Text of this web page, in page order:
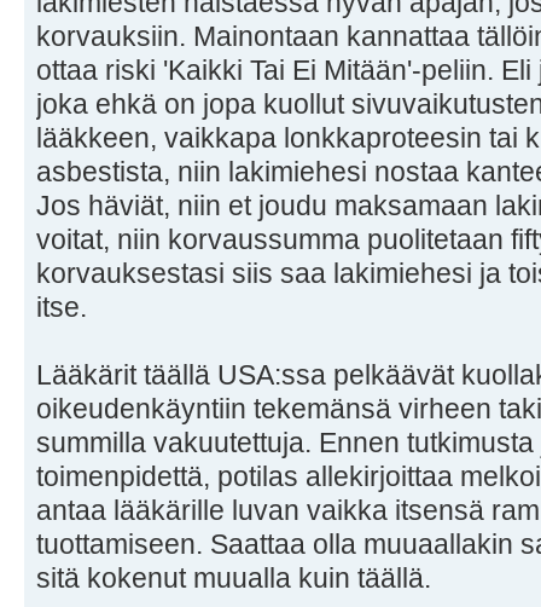
korvauksiin. Mainontaan kannattaa
ottaa riski 'Kaikki Tai Ei Mitään'-peliin.
joka ehkä on jopa kuollut
lääkkeen, vaikkapa lonkkaproteesin tai
asbestista, niin lakimiehesi nostaa
Jos häviät, niin et joudu maksamaan
voitat, niin korvaussumma puolitetaan
korvauksestasi siis saa lakimiehesi ja
itse.
Lääkärit täällä USA:ssa pelkäävät
oikeudenkäyntiin tekemänsä virheen
summilla vakuutettuja. Ennen
toimenpidettä, potilas allekirjoittaa
antaa lääkärille luvan vaikka itsensä
tuottamiseen. Saattaa olla muuaallakin
sitä kokenut muualla kuin täällä.